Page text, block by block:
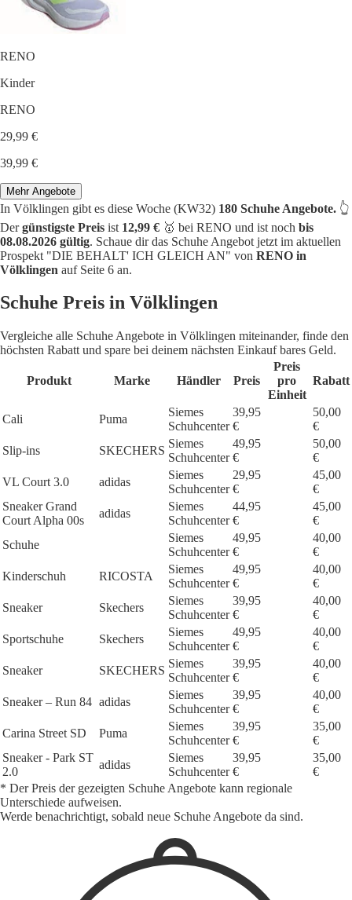
RENO
Kinder
RENO
29,99 €
39,99 €
Mehr Angebote
In Völklingen gibt es diese Woche (KW32) 180 Schuhe Angebote. 👆
Dergünstigste Preis ist 12,99 € 🥇 bei RENO und ist noch bis
08.08.2026 gültig. Schaue dir das Schuhe Angebot jetzt im aktuellen
Prospekt "DIE BEHALT' ICH GLEICH AN" von RENO in
Völklingen auf Seite 6 an.
Schuhe Preis in Völklingen
Vergleiche alle Schuhe Angebote in Völklingen miteinander, finde den
höchsten Rabatt und spare bei deinem nächsten Einkauf bares Geld.
Produkt Marke Händler Preis
Preis
pro
Einheit
Rabatt
Cali Puma
Siemes
Schuhcenter
39,95
€
50,00
€
Slip-ins
SKECHERS
Siemes
Schuhcenter
49,95
€
50,00
€
VL Court 3.0
adidas
Siemes
Schuhcenter
29,95
€
45,00
€
Sneaker Grand
Court Alpha 00s
adidas
Siemes
Schuhcenter
44,95
€
45,00
€
Schuhe
Siemes
Schuhcenter
49,95
€
40,00
€
Kinderschuh
RICOSTA
Siemes
Schuhcenter
49,95
€
40,00
€
Sneaker
Skechers
Siemes
Schuhcenter
39,95
€
40,00
€
Sportschuhe
Skechers
Siemes
Schuhcenter
49,95
€
40,00
€
Sneaker
SKECHERS
Siemes
Schuhcenter
39,95
€
40,00
€
Sneaker – Run 84 adidas
Siemes
Schuhcenter
39,95
€
40,00
€
Carina Street SD
Puma
Siemes
Schuhcenter
39,95
€
35,00
€
Sneaker - Park ST
2.0
adidas
Siemes
Schuhcenter
39,95
€
35,00
€
* Der Preis der gezeigten Schuhe Angebote kann regionale
Unterschiede aufweisen.
Werde benachrichtigt, sobald neue Schuhe Angebote da sind.